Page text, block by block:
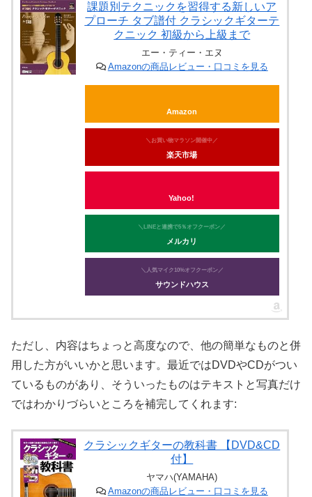
課題別テクニックを習得する新しいア
プローチ タブ譜付 クラシックギターテ
クニック 初級から上級まで
エー・ティー・エヌ
Amazonの商品レビュー・口コミを見る
Amazon
＼お買い物マラソン開催中／
楽天市場
Yahoo!
＼LINEと連携で5％オフクーポン／
メルカリ
＼人気マイク10%オフクーポン／
サウンドハウス
ただし、内容はちょっと高度なので、他の簡単なものと併
用した方がいいかと思います。最近ではDVDやCDがつい
ているものがあり、そういったものはテキストと写真だけ
ではわかりづらいところを補完してくれます:
クラシックギターの教科書 【DVD&CD
付】
ヤマハ(YAMAHA)
Amazonの商品レビュー・口コミを見る